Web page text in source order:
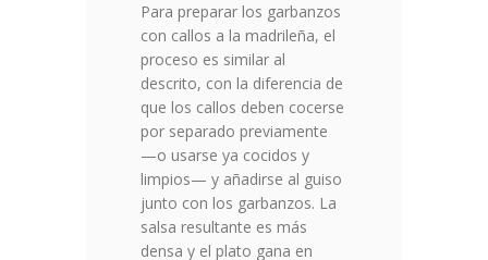
Para preparar los garbanzos
con callos a la madrileña, el
proceso es similar al
descrito, con la diferencia de
que los callos deben cocerse
por separado previamente
—o usarse ya cocidos y
limpios— y añadirse al guiso
junto con los garbanzos. La
salsa resultante es más
densa y el plato gana en